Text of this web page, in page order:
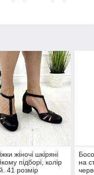
жіночі шкіряні
підборі, колір
41 розмір
на